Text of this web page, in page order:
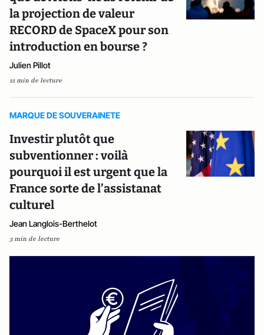
la projection de valeur
RECORD de SpaceX pour son
introduction en bourse ?
Julien Pillot
12 min de lecture
MARQUE DE SOUVERAINETE
Investir plutôt que
subventionner : voilà
pourquoi il est urgent que la
France sorte de l’assistanat
culturel
Jean Langlois-Berthelot
3 min de lecture